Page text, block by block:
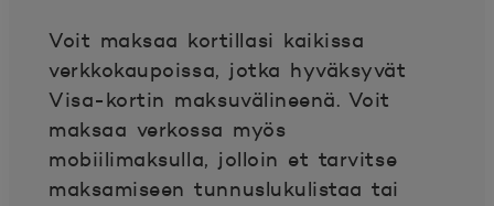
Voit maksaa kortillasi kaikissa
verkkokaupoissa, jotka hyväksyvät
Visa-kortin maksuvälineenä. Voit
maksaa verkossa myös
mobiilimaksulla, jolloin et tarvitse
maksamiseen tunnuslukulistaa tai